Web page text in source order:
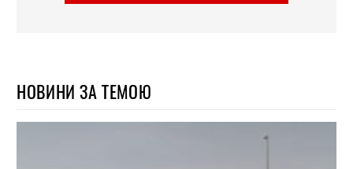
НОВИНИ ЗА ТЕМОЮ